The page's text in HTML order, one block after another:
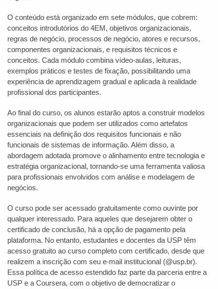
O conteúdo está organizado em sete módulos, que cobrem:
conceitos introdutórios do 4EM, objetivos organizacionais,
regras de negócio, processos de negócio, atores e recursos,
componentes organizacionais, e requisitos técnicos e
conceitos. Cada módulo combina vídeo-aulas, leituras,
exemplos práticos e testes de fixação, possibilitando uma
experiência de aprendizagem gradual e aplicada à realidade
profissional dos participantes.
Ao final do curso, os alunos estarão aptos a construir modelos
organizacionais que podem ser utilizados como artefatos
essenciais na definição dos requisitos funcionais e não
funcionais de sistemas de informação. Além disso, a
abordagem adotada promove o alinhamento entre tecnologia e
estratégia organizacional, tornando-se uma ferramenta valiosa
para profissionais envolvidos com análise e modelagem de
negócios.
O curso pode ser acessado gratuitamente como ouvinte por
qualquer interessado. Para aqueles que desejarem obter o
certificado de conclusão, há a opção de pagamento pela
plataforma. No entanto, estudantes e docentes da USP têm
acesso gratuito ao curso completo com certificado, desde que
realizem a inscrição com seu e-mail institucional (@usp.br).
Essa política de acesso estendido faz parte da parceria entre a
USP e a Coursera, com o objetivo de democratizar o